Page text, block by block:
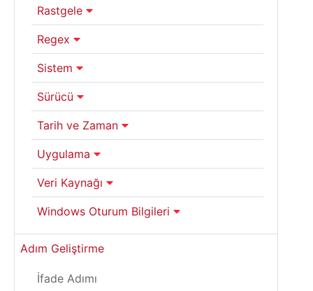
Rastgele
Regex
Sistem
Sürücü
Tarih ve Zaman
Uygulama
Veri Kaynağı
Windows Oturum Bilgileri
Adım Geliştirme
İfade Adımı